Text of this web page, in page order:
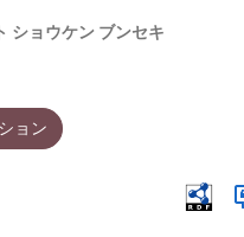
ショウケン ブンセキ
ョン